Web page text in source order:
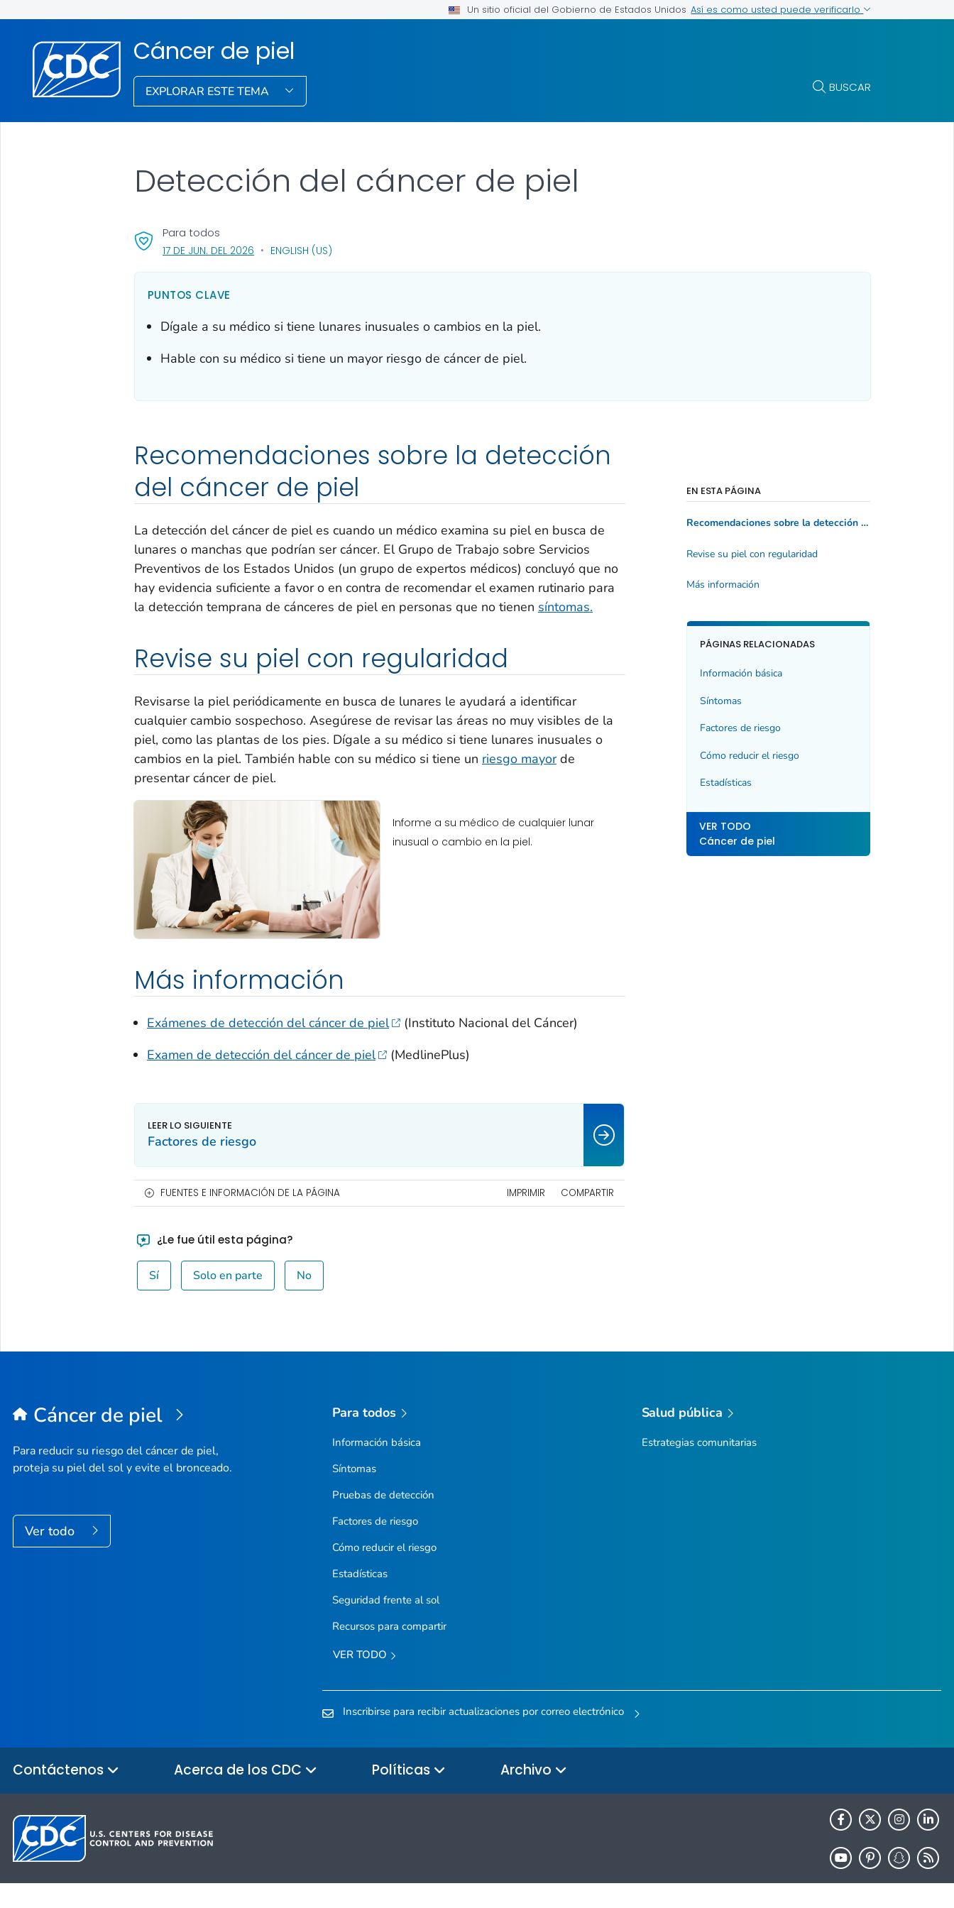
Un sitio oficial del Gobierno de Estados Unidos Así es como usted puede verificarlo
Cáncer de piel
EXPLORAR ESTE TEMA BUSCAR
Detección del cáncer de piel
Para todos
17 DE JUN. DEL 2026, VISIT LINK FOR DETAILS.
ENGLISH (US)
PUNTOS CLAVE
Dígale a su médico si tiene lunares inusuales o cambios en la piel.
Hable con su médico si tiene un mayor riesgo de cáncer de piel.
Recomendaciones sobre la detección
del cáncer de piel
La detección del cáncer de piel es cuando un médico examina su piel en busca de
lunares o manchas que podrían ser cáncer. El Grupo de Trabajo sobre Servicios
Preventivos de los Estados Unidos (un grupo de expertos médicos) concluyó que no
hay evidencia suficiente a favor o en contra de recomendar el examen rutinario para
la detección temprana de cánceres de piel en personas que no tienen síntomas.
Revise su piel con regularidad
Revisarse la piel periódicamente en busca de lunares le ayudará a identificar
cualquier cambio sospechoso. Asegúrese de revisar las áreas no muy visibles de la
piel, como las plantas de los pies. Dígale a su médico si tiene lunares inusuales o
cambios en la piel. También hable con su médico si tiene un riesgo mayorde
presentar cáncer de piel.
Informe a su médico de cualquier lunar
inusual o cambio en la piel.
Más información
Exámenes de detección del cáncer de piel
(Instituto Nacional del Cáncer)
Examen de detección del cáncer de piel
(MedlinePlus)
EN ESTA PÁGINA
Recomendaciones sobre la detección del cáncer de piel
Revise su piel con regularidad
Más información
PÁGINAS RELACIONADAS
Información básica
Síntomas
Factores de riesgo
Cómo reducir el riesgo
Estadísticas
VER TODO
Cáncer de piel
Factores de riesgo
FUENTES E INFORMACIÓN DE LA PÁGINA IMPRIMIR COMPARTIR
¿Le fue útil esta página?
Sí Solo en parte No
Cáncer de piel
Para reducir su riesgo del cáncer de piel,
proteja su piel del sol y evite el bronceado.
Ver todo
Para todos
Información básica
Síntomas
Pruebas de detección
Factores de riesgo
Cómo reducir el riesgo
Estadísticas
Seguridad frente al sol
Recursos para compartir
VER TODO
Salud pública
Estrategias comunitarias
Inscribirse para recibir actualizaciones por correo electrónico
Contáctenos Acerca de los CDC Políticas Archivo